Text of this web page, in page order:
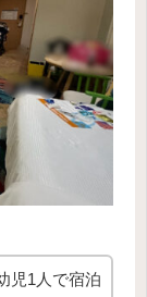
児1人で宿泊